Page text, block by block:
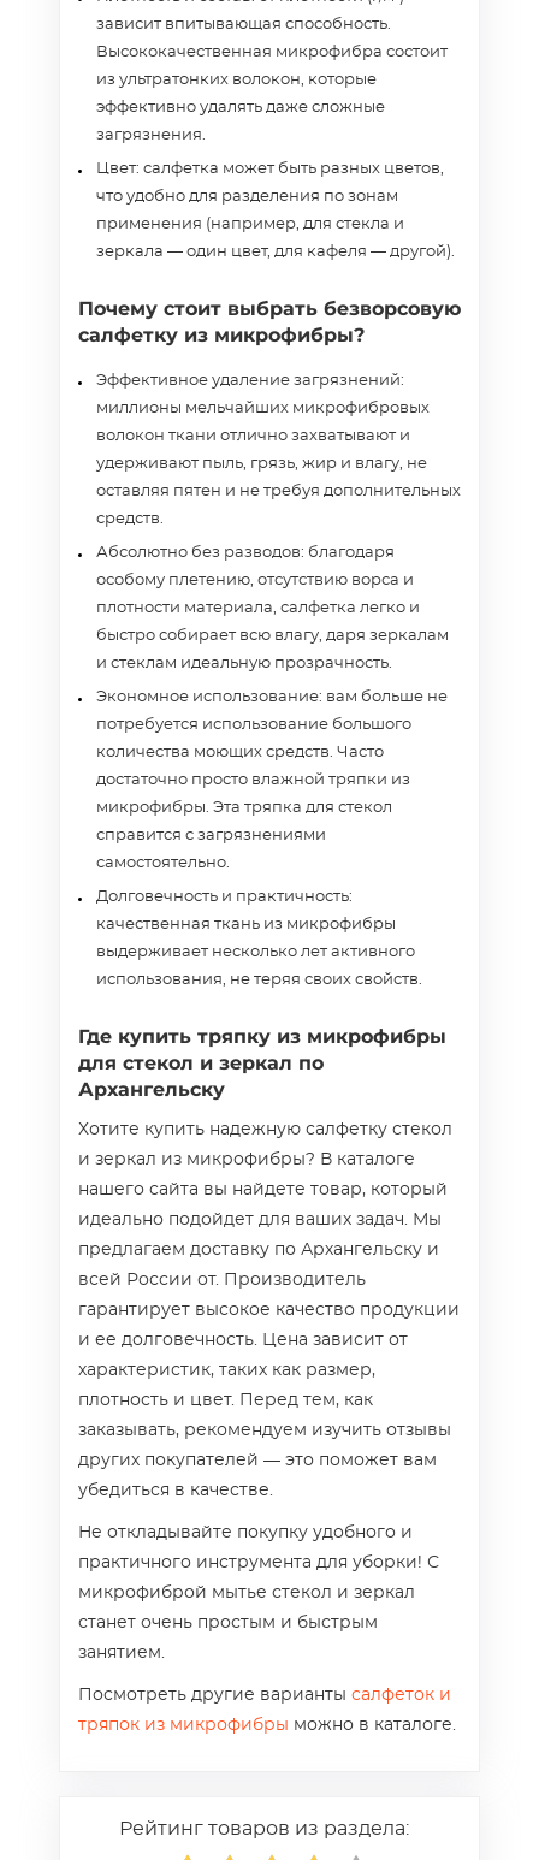
зависит впитывающая способность.
Высококачественная микрофибра состоит
из ультратонких волокон, которые
эффективно удалять даже сложные
загрязнения.
Цвет: салфетка может быть разных цветов,
что удобно для разделения по зонам
применения (например, для стекла и
зеркала — один цвет, для кафеля — другой).
Почему стоит выбрать безворсовую
салфетку из микрофибры?
Эффективное удаление загрязнений:
миллионы мельчайших микрофибровых
волокон ткани отлично захватывают и
удерживают пыль, грязь, жир и влагу, не
оставляя пятен и не требуя дополнительных
средств.
Абсолютно без разводов: благодаря
особому плетению, отсутствию ворса и
плотности материала, салфетка легко и
быстро собирает всю влагу, даря зеркалам
и стеклам идеальную прозрачность.
Экономное использование: вам больше не
потребуется использование большого
количества моющих средств. Часто
достаточно просто влажной тряпки из
микрофибры. Эта тряпка для стекол
справится с загрязнениями
самостоятельно.
Долговечность и практичность:
качественная ткань из микрофибры
выдерживает несколько лет активного
использования, не теряя своих свойств.
Где купить тряпку из микрофибры
для стекол и зеркал по
Архангельску
Хотите купить надежную салфетку стекол
и зеркал из микрофибры? В каталоге
нашего сайта вы найдете товар, который
идеально подойдет для ваших задач. Мы
предлагаем доставку по Архангельску и
всей России от. Производитель
гарантирует высокое качество продукции
и ее долговечность. Цена зависит от
характеристик, таких как размер,
плотность и цвет. Перед тем, как
заказывать, рекомендуем изучить отзывы
других покупателей — это поможет вам
убедиться в качестве.
Не откладывайте покупку удобного и
практичного инструмента для уборки! С
микрофиброй мытье стекол и зеркал
станет очень простым и быстрым
занятием.
Посмотреть другие варианты салфеток и
тряпок из микрофибры можно в каталоге.
Рейтинг товаров из раздела: